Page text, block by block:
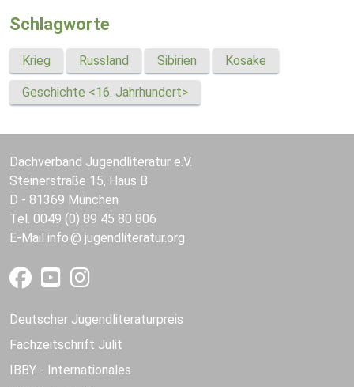
Schlagworte
Krieg Russland Sibirien Kosake
Geschichte <16. Jahrhundert>
Dachverband Jugendliteratur e.V.
Steinerstraße 15, Haus B
D - 81369 München
Tel. 0049 (0) 89 45 80 806
E-Mail info jugendliteratur.org
Deutscher Jugendliteraturpreis
Fachzeitschrift Julit
IBBY - Internationales